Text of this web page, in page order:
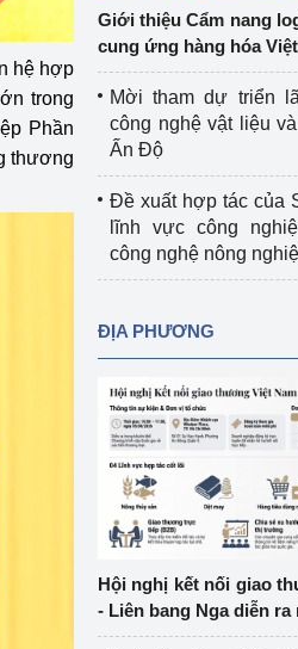
dưỡng
thuật an toàn
trường
Phi
Mỹ
hệ hợp
trong
Phần
thương
Giới thiệu Cẩm nang
cung ứng hàng hóa
Mời tham dự triển
công nghệ vật liệu
Ấn Độ
Đề xuất hợp tác của
lĩnh vực công
công nghệ nông
ĐỊA PHƯƠNG
Hội nghị kết nối giao
- Liên bang Nga diễn ra